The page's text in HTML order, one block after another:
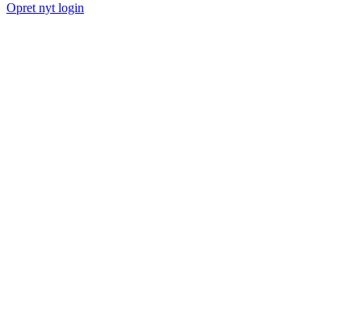
Opret nyt login